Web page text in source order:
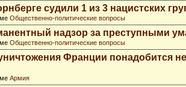
судили 1 из 3 нацистских
Общественно-политические вопросы
надзор за преступными
Общественно-политические вопросы
Франции понадобится
Армия